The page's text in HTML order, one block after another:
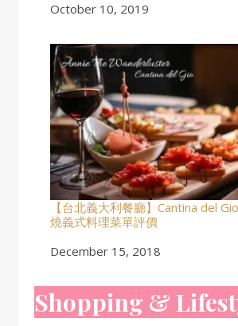
Date
October 10, 2019
【台北義大利餐廳】Cantina del
燒義式料理菜單評價
Date
December 15, 2018
Shopping &